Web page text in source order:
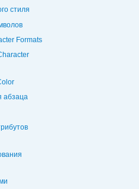
стиля
Formats
абзаца